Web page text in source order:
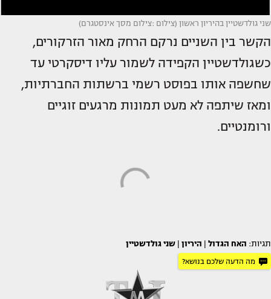
שני גולדשטיין בהיריון ראשון (צילום :צילום מסך אינסטגרם)
הקשר בין השניים נרקם הרחק מאור הזרקורים,
כשגולדשטיין הקפידה לשמור עליו דיסקרטי עד
שחשפה אותו בפוסט רשמי ברשתות החברתיות,
ומאז שיתפה לא מעט תמונות מרגעים זוגיים
ורומנטיים.
תגיות: האח הגדול היריון שני גולדשטיין
מה הדעה שלכם בנושא?